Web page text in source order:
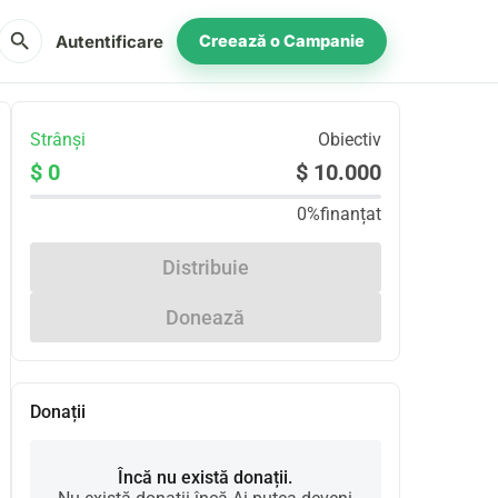
search Autentificare Creează o Campanie
Strânși Obiectiv
$ 0 $ 10.000
0%finanțat
Distribuie
Donează
Donații
Încă nu există donații.